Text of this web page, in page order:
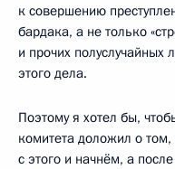
к совершению
бардака, а не только
и прочих полуслучайных
этого дела.
Поэтому я хотел бы,
комитета доложил о
с этого и начнём, а